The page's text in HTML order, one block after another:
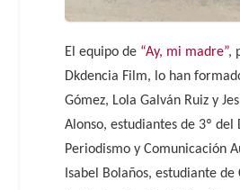
El equipo de “Ay, mi madre”,
Dkdencia Film, lo han
Gómez, Lola Galván Ruiz y
Alonso, estudiantes de 3º del
Periodismo y Comunicación
Isabel Bolaños, estudiante